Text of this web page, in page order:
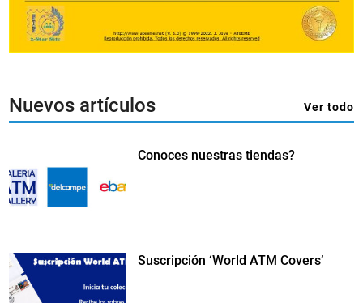
Nuevos artículos Ver todo
Conoces nuestras tiendas?
Suscripción ‘World ATM Covers’